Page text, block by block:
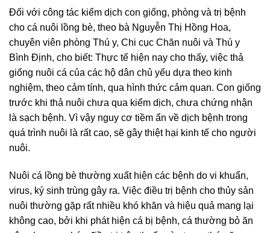
Đối với công tác kiểm dịch con giống, phòng và trị bệnh
cho cá nuôi lồng bè, theo bà Nguyễn Thị Hồng Hoa,
chuyên viên phòng Thú y, Chi cục Chăn nuôi và Thú y
Bình Định, cho biết: Thực tế hiện nay cho thấy, việc thả
giống nuôi cá của các hộ dân chủ yếu dựa theo kinh
nghiệm, theo cảm tính, qua hình thức cảm quan. Con giống
trước khi thả nuôi chưa qua kiểm dịch, chưa chứng nhận
là sạch bệnh. Vì vậy nguy cơ tiềm ẩn về dịch bệnh trong
quá trình nuôi là rất cao, sẽ gây thiệt hại kinh tế cho người
nuôi.
Nuôi cá lồng bè thường xuất hiện các bệnh do vi khuẩn,
virus, ký sinh trùng gây ra. Việc điều trị bệnh cho thủy sản
nuôi thường gặp rất nhiều khó khăn và hiệu quả mang lại
không cao, bởi khi phát hiện cá bị bệnh, cá thường bỏ ăn